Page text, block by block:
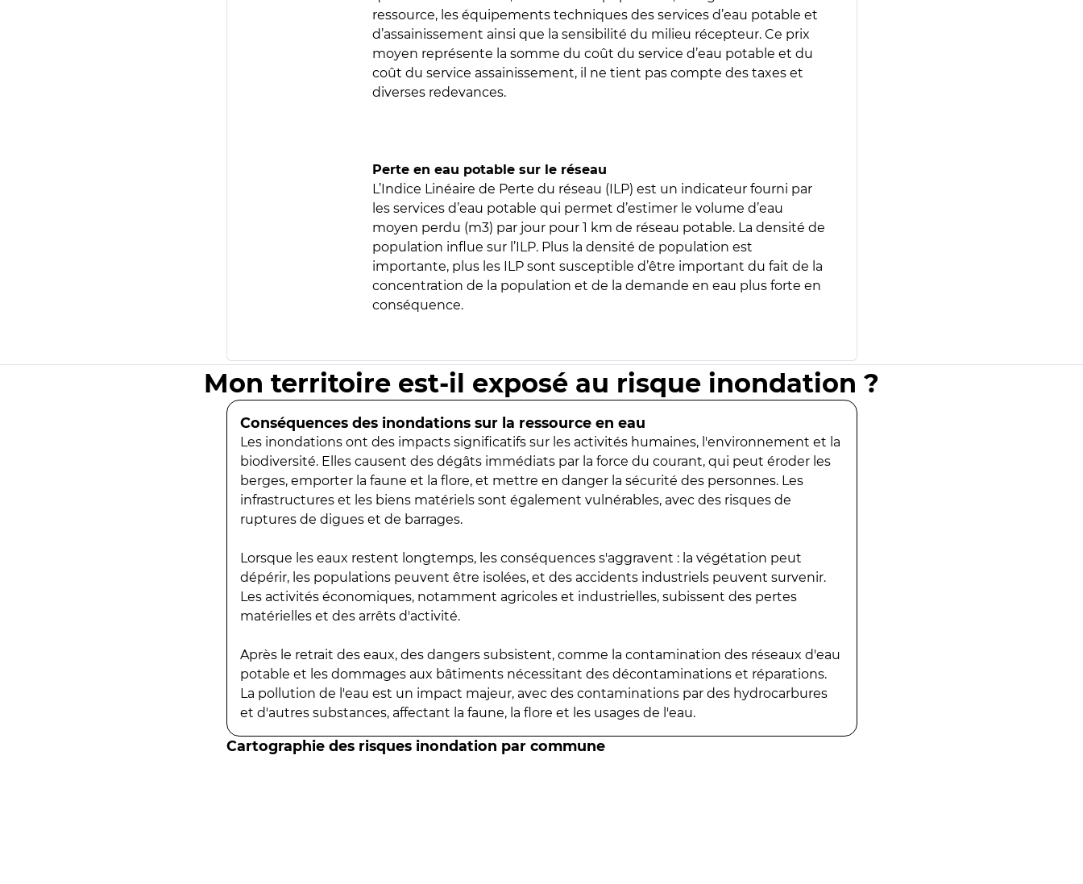
ressource, les équipements techniques des services d’eau potable et
d’assainissement ainsi que la sensibilité du milieu récepteur. Ce prix
moyen représente la somme du coût du service d’eau potable et du
coût du service assainissement, il ne tient pas compte des taxes et
diverses redevances.
Perte en eau potable sur le réseau
L’Indice Linéaire de Perte du réseau (ILP) est un indicateur fourni par
les services d’eau potable qui permet d’estimer le volume d’eau
moyen perdu (m3) par jour pour 1 km de réseau potable. La densité de
population influe sur l’ILP. Plus la densité de population est
importante, plus les ILP sont susceptible d’être important du fait de la
concentration de la population et de la demande en eau plus forte en
conséquence.
Mon territoire est-il exposé au risque inondation ?
Conséquences des inondations sur la ressource en eau
Les inondations ont des impacts significatifs sur les activités humaines, l'environnement et la
biodiversité. Elles causent des dégâts immédiats par la force du courant, qui peut éroder les
berges, emporter la faune et la flore, et mettre en danger la sécurité des personnes. Les
infrastructures et les biens matériels sont également vulnérables, avec des risques de
ruptures de digues et de barrages.
Lorsque les eaux restent longtemps, les conséquences s'aggravent : la végétation peut
dépérir, les populations peuvent être isolées, et des accidents industriels peuvent survenir.
Les activités économiques, notamment agricoles et industrielles, subissent des pertes
matérielles et des arrêts d'activité.
Après le retrait des eaux, des dangers subsistent, comme la contamination des réseaux d'eau
potable et les dommages aux bâtiments nécessitant des décontaminations et réparations.
La pollution de l'eau est un impact majeur, avec des contaminations par des hydrocarbures
et d'autres substances, affectant la faune, la flore et les usages de l'eau.
Cartographie des risques inondation par commune